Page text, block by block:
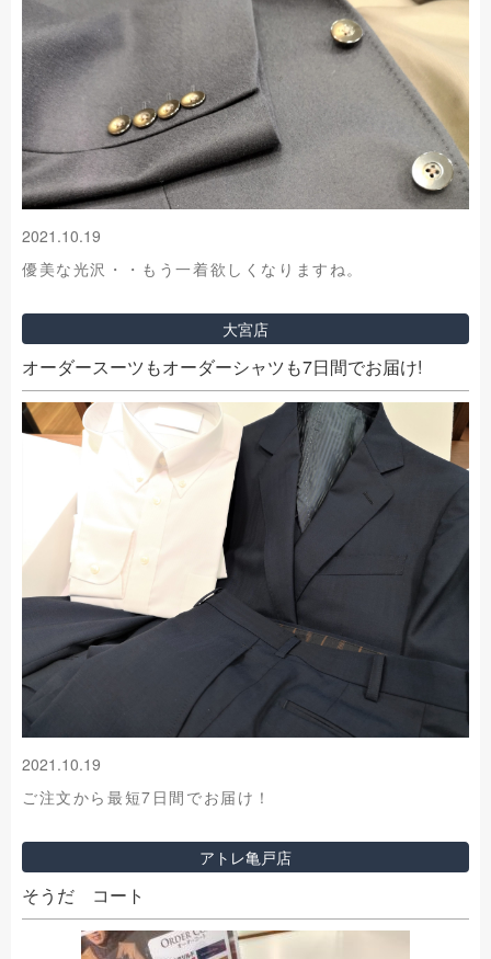
2021.10.19
優美な光沢・・もう一着欲しくなりますね。
大宮店
オーダースーツもオーダーシャツも7日間でお届け!
2021.10.19
ご注文から最短7日間でお届け！
アトレ亀戸店
そうだ コート